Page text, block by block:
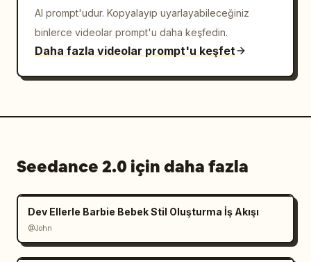
AI prompt'udur. Kopyalayıp uyarlayabileceğiniz
binlerce videolar prompt'u daha keşfedin.
Daha fazla videolar prompt'u keşfet
Seedance 2.0 için daha fazla
Dev Ellerle Barbie Bebek Stil Oluşturma İş Akışı
@John